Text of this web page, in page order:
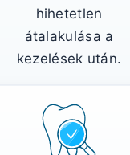
hihetetlen
átalakulása a
kezelések után.